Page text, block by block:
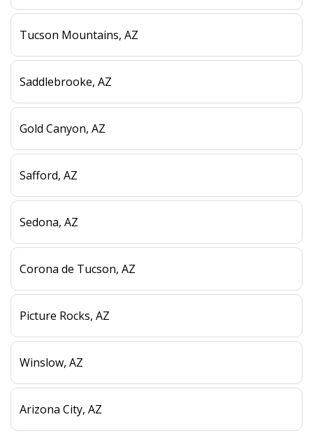
Tucson Mountains, AZ
Saddlebrooke, AZ
Gold Canyon, AZ
Safford, AZ
Sedona, AZ
Corona de Tucson, AZ
Picture Rocks, AZ
Winslow, AZ
Arizona City, AZ